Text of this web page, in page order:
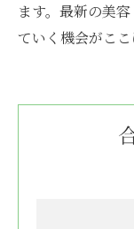
ます。最新の美
ていく機会がここ